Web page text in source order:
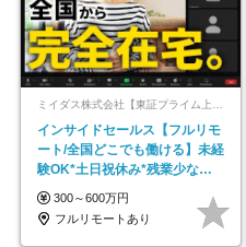
ミイダス株式会社【東証プライム上場パーソルグループ】
インサイドセールス【フルリモ
ート/全国どこでも働ける】未経
験OK*土日祝休み*残業少なめ*
在宅勤務手当あり
300～600万円
フルリモートあり